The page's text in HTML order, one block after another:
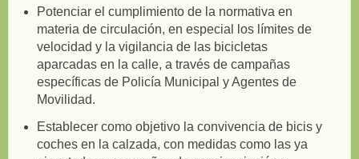
Potenciar el cumplimiento de la normativa en
materia de circulación, en especial los límites de
velocidad y la vigilancia de las bicicletas
aparcadas en la calle, a través de campañas
específicas de Policía Municipal y Agentes de
Movilidad.
Establecer como objetivo la convivencia de bicis y
coches en la calzada, con medidas como las ya